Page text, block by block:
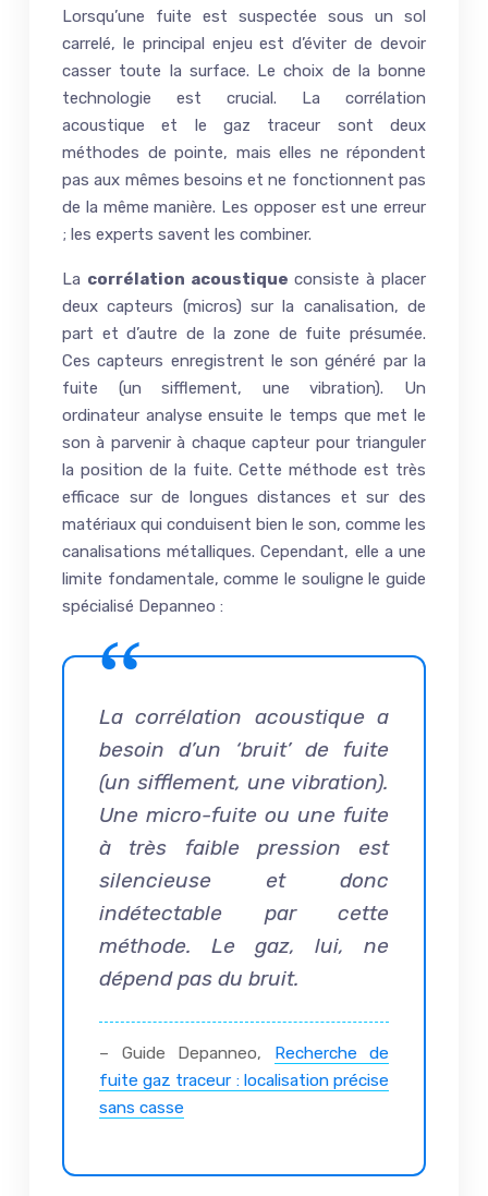
Lorsqu’une fuite est suspectée sous un sol
carrelé, le principal enjeu est d’éviter de devoir
casser toute la surface. Le choix de la bonne
technologie est crucial. La corrélation
acoustique et le gaz traceur sont deux
méthodes de pointe, mais elles ne répondent
pas aux mêmes besoins et ne fonctionnent pas
de la même manière. Les opposer est une erreur
; les experts savent les combiner.
La corrélation acoustique consiste à placer
deux capteurs (micros) sur la canalisation, de
part et d’autre de la zone de fuite présumée.
Ces capteurs enregistrent le son généré par la
fuite (un sifflement, une vibration). Un
ordinateur analyse ensuite le temps que met le
son à parvenir à chaque capteur pour trianguler
la position de la fuite. Cette méthode est très
efficace sur de longues distances et sur des
matériaux qui conduisent bien le son, comme les
canalisations métalliques. Cependant, elle a une
limite fondamentale, comme le souligne le guide
spécialisé Depanneo :
La corrélation acoustique a
besoin d’un ‘bruit’ de fuite
(un sifflement, une vibration).
Une micro-fuite ou une fuite
à très faible pression est
silencieuse et donc
indétectable par cette
méthode. Le gaz, lui, ne
dépend pas du bruit.
– Guide Depanneo,
Recherche de
fuite gaz traceur : localisation précise
sans casse